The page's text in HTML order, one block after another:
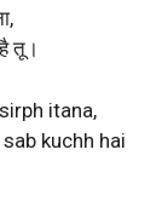
तू।
itana,
kuchh hai